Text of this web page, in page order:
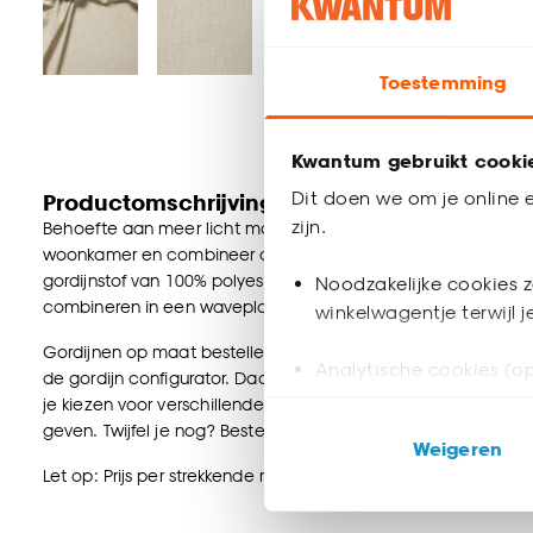
Toestemming
Kwantum gebruikt
Dit doen we om je online
zijn.
Noodzakelijke cookies
winkelwagentje terwijl
Analytische cookies
ook buiten de
Klik op ‘Ja, alles
Weigeren
Productomschrijving
Behoefte aan meer licht maar heb je wel de behoefte aan
woonkamer en combineer deze met een mooi
gordijnstof van 100% polyester. Deze gordijnstof heeft een
combineren in een waveplooi. Zeer sterk en slijtvast.
Gordijnen op maat bestellen? Dat kan natuurlijk bij
de gordijn configurator. Daar kun je zelf kiezen hoe je je
je kiezen voor verschillende soorten plooien. Een plooi
geven. Twijfel je nog? Bestel één of meerdere kleurstalen
Let op: Prijs per strekkende meter. Exclusief gordijnrails of